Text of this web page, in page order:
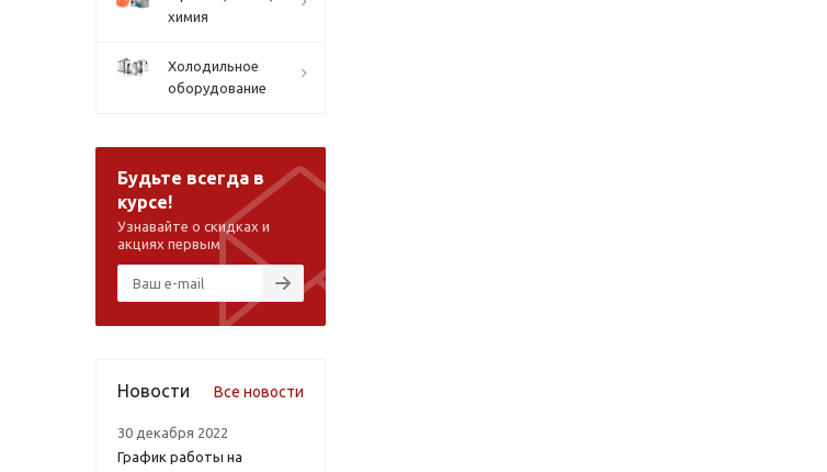
химия
Холодильное
оборудование
Будьте всегда в
курсе!
Узнавайте о скидках и
акциях первым
Новости Все новости
30 декабря 2022
График работы на